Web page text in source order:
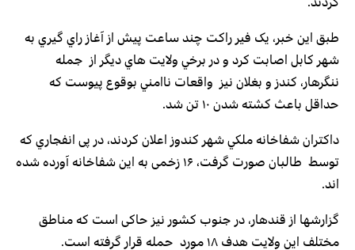
طبق اين خبر، یک فير راكت چند ساعت پیش از آغاز راي گيري به
شهر کابل اصابت كرد و در برخي ولايت هاي ديگر از جمله
ننگرهار، كندز و بغلان نيز واقعات ناامني بوقوع پيوست كه
حداقل باعث كشته شدن ۱۰ تن شد.
داكتران شفاخانه ملكي شهر كندوز اعلان كردند، در پی انفجاري كه
توسط طالبان صورت گرفت، ۱۶ زخمی به این شفاخانه آورده شده
اند.
گزارشها از قندهار، در جنوب كشور نيز حاکی است که مناطق
مختلف این ولایت هدف ۱۸ مورد حمله قرار گرفته است.